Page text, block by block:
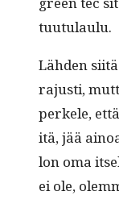
tuutulaulu.
Läh­den
rajusti,
perkele,
itä, jää
lon oma
ei ole,